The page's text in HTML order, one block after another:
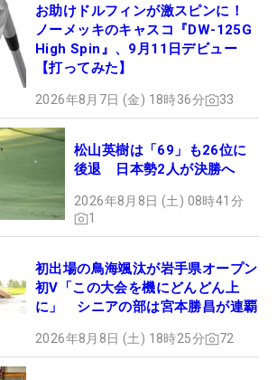
お助けドルフィンが激スピンに！
ノーメッキのキャスコ『DW-125G
High Spin』、9月11日デビュー
【打ってみた】
2026年8月7日 (金) 18時36分 33
松山英樹は「69」も26位に
後退 日本勢2人が決勝へ
2026年8月8日 (土) 08時41分
1
初出場の鳥海颯汰が岩手県オープン
初V「この大会を機にどんどん上
に」 シニアの部は宮本勝昌が連覇
2026年8月8日 (土) 18時25分 72